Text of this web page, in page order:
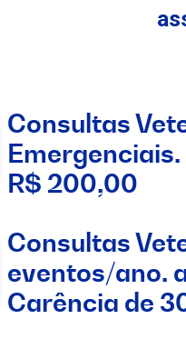
Consultas
R$ 200,00
Consultas
eventos/ano.
Carência de